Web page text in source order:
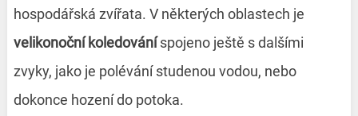
hospodářská zvířata. V některých oblastech je
velikonoční koledováníspojeno ještě s dalšími
zvyky, jako je polévání studenou vodou, nebo
dokonce hození do potoka.